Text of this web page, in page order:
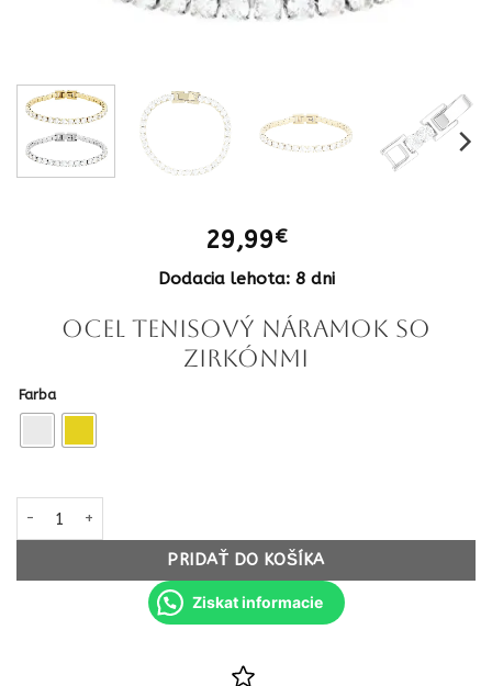
29,99€
Dodacia lehota: 8 dni
OCEL Tenisový náramok so
zirkónmi
Farba
PRIDAŤ DO KOŠÍKA
Ziskat informacie